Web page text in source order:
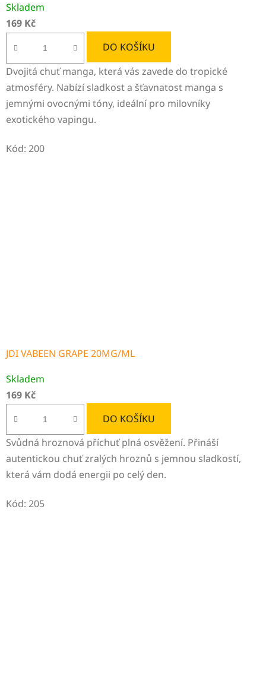
Skladem
169 Kč
DO KOŠÍKU
Dvojitá chuť manga, která vás zavede do tropické
atmosféry. Nabízí sladkost a šťavnatost manga s
jemnými ovocnými tóny, ideální pro milovníky
exotického vapingu.
Kód: 200
JDI VABEEN GRAPE 20MG/ML
Skladem
169 Kč
DO KOŠÍKU
Svůdná hroznová příchuť plná osvěžení. Přináší
autentickou chuť zralých hroznů s jemnou sladkostí,
která vám dodá energii po celý den.
Kód: 205